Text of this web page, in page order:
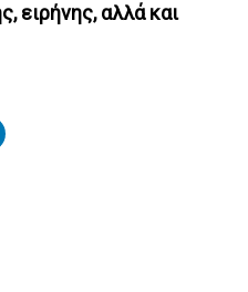
ειρήνης, αλλά και